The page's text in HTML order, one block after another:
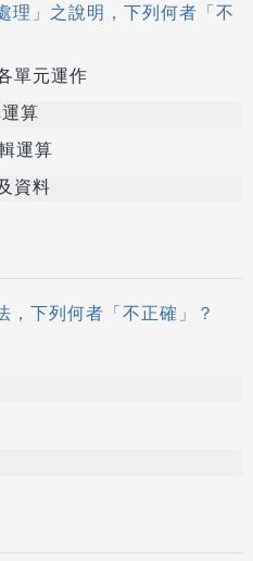
理」之說明，下列何者「不
單元運作
算
運算
資料
，下列何者「不正確」？